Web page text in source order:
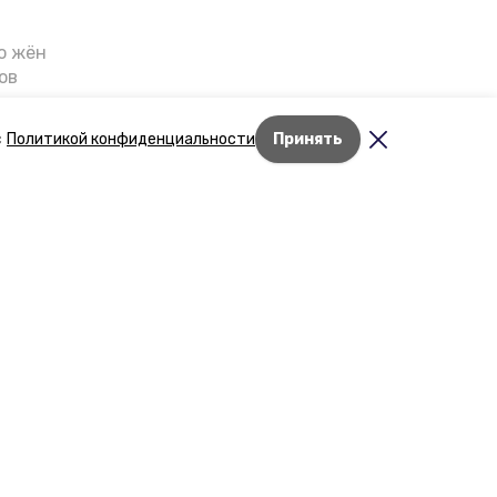
Политикой конфиденциальности Принять
жён